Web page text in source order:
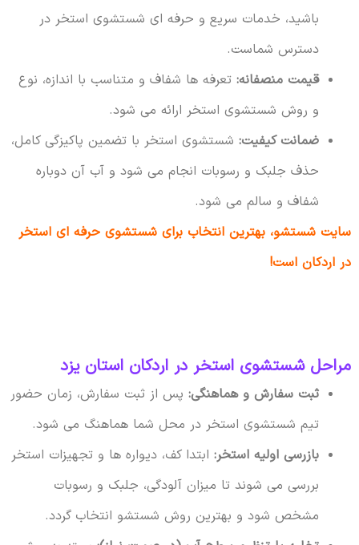
باشید، خدمات سریع و حرفه ای شستشوی استخر در
دسترس شماست.
قیمت منصفانه:تعرفه ها شفاف و متناسب با اندازه، نوع
و روش شستشوی استخر ارائه می شود.
ضمانت کیفیت:شستشوی استخر با تضمین پاکیزگی کامل،
حذف جلبک و رسوبات انجام می شود و آب آن دوباره
شفاف و سالم می شود.
سایت شستشو، بهترین انتخاب برای شستشوی حرفه ای استخر
در اردکان است!
مراحل شستشوی استخر در اردکان استان یزد
ثبت سفارش و هماهنگی:پس از ثبت سفارش، زمان حضور
تیم شستشوی استخر در محل شما هماهنگ می شود.
بازرسی اولیه استخر:ابتدا کف، دیواره ها و تجهیزات استخر
بررسی می شوند تا میزان آلودگی، جلبک و رسوبات
مشخص شود و بهترین روش شستشو انتخاب گردد.